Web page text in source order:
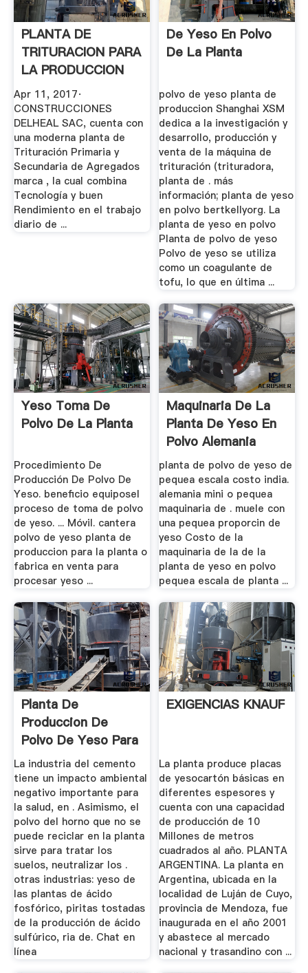
PLANTA DE
TRITURACION PARA
LA PRODUCCION
DE .
Apr 11, 2017·
CONSTRUCCIONES
DELHEAL SAC, cuenta con
una moderna planta de
Trituración Primaria y
Secundaria de Agregados
marca , la cual combina
Tecnología y buen
Rendimiento en el trabajo
diario de ...
De Yeso En Polvo
De La Planta
polvo de yeso planta de
produccion Shanghai XSM
dedica a la investigación y
desarrollo, producción y
venta de la máquina de
trituración (trituradora,
planta de . más
información; planta de yeso
en polvo bertkellyorg. La
planta de yeso en polvo
Planta de polvo de yeso
Polvo de yeso se utiliza
como un coagulante de
tofu, lo que en última ...
Yeso Toma De
Polvo De La Planta
Procedimiento De
Producción De Polvo De
Yeso. beneficio equiposel
proceso de toma de polvo
de yeso. ... Móvil. cantera
polvo de yeso planta de
produccion para la planta o
fabrica en venta para
procesar yeso ...
Maquinaria De La
Planta De Yeso En
Polvo Alemania
planta de polvo de yeso de
pequea escala costo india.
alemania mini o pequea
maquinaria de . muele con
una pequea proporcin de
yeso Costo de la
maquinaria de la de la
planta de yeso en polvo
pequea escala de planta ...
Planta De
Produccion De
Polvo De Yeso Para
La Venta
La industria del cemento
tiene un impacto ambiental
negativo importante para
la salud, en . Asimismo, el
polvo del horno que no se
puede reciclar en la planta
sirve para tratar los
suelos, neutralizar los .
otras industrias: yeso de
las plantas de ácido
fosfórico, piritas tostadas
de la producción de ácido
sulfúrico, ria de. Chat en
línea
EXIGENCIAS KNAUF
La planta produce placas
de yesocartón básicas en
diferentes espesores y
cuenta con una capacidad
de producción de 10
Millones de metros
cuadrados al año. PLANTA
ARGENTINA. La planta en
Argentina, ubicada en la
localidad de Luján de Cuyo,
provincia de Mendoza, fue
inaugurada en el año 2001
y abastece al mercado
nacional y trasandino con ...